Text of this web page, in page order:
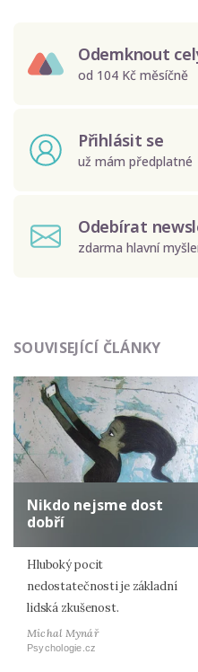
Odemknout
od 104 Kč měsíčně
Přihlásit se
už mám předplatné
Odebírat
zdarma hlavní
údajů.
SOUVISEJÍCÍ ČLÁNKY
Nikdo nejsme dost
dobří
Hluboký pocit
nedostatečnosti je základní
lidská zkušenost.
Michal Mynář
Psychologie.cz